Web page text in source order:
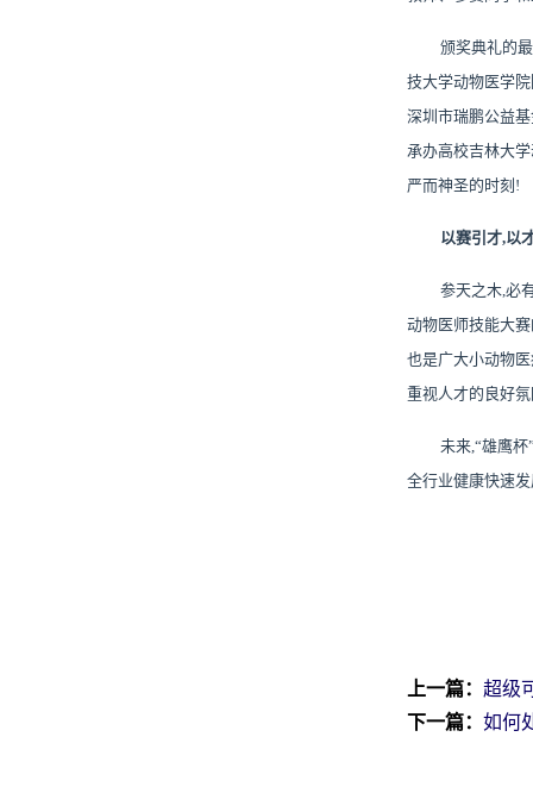
颁奖典礼的
技大学动物医学
深圳市瑞鹏公益
承办高校吉林大
严而神圣的时刻!
以赛引才,以
参天之木,必
动物医师技能大
也是广大小动物
重视人才的良好
未来,“雄鹰
全行业健康快速
上一篇： 超级
下一篇： 如何